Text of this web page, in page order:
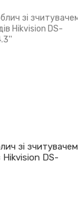
зі зчитувачем
Hikvision DS-